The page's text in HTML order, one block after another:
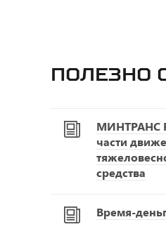
Полезно
МИНТРАНС
части
средства
Время-